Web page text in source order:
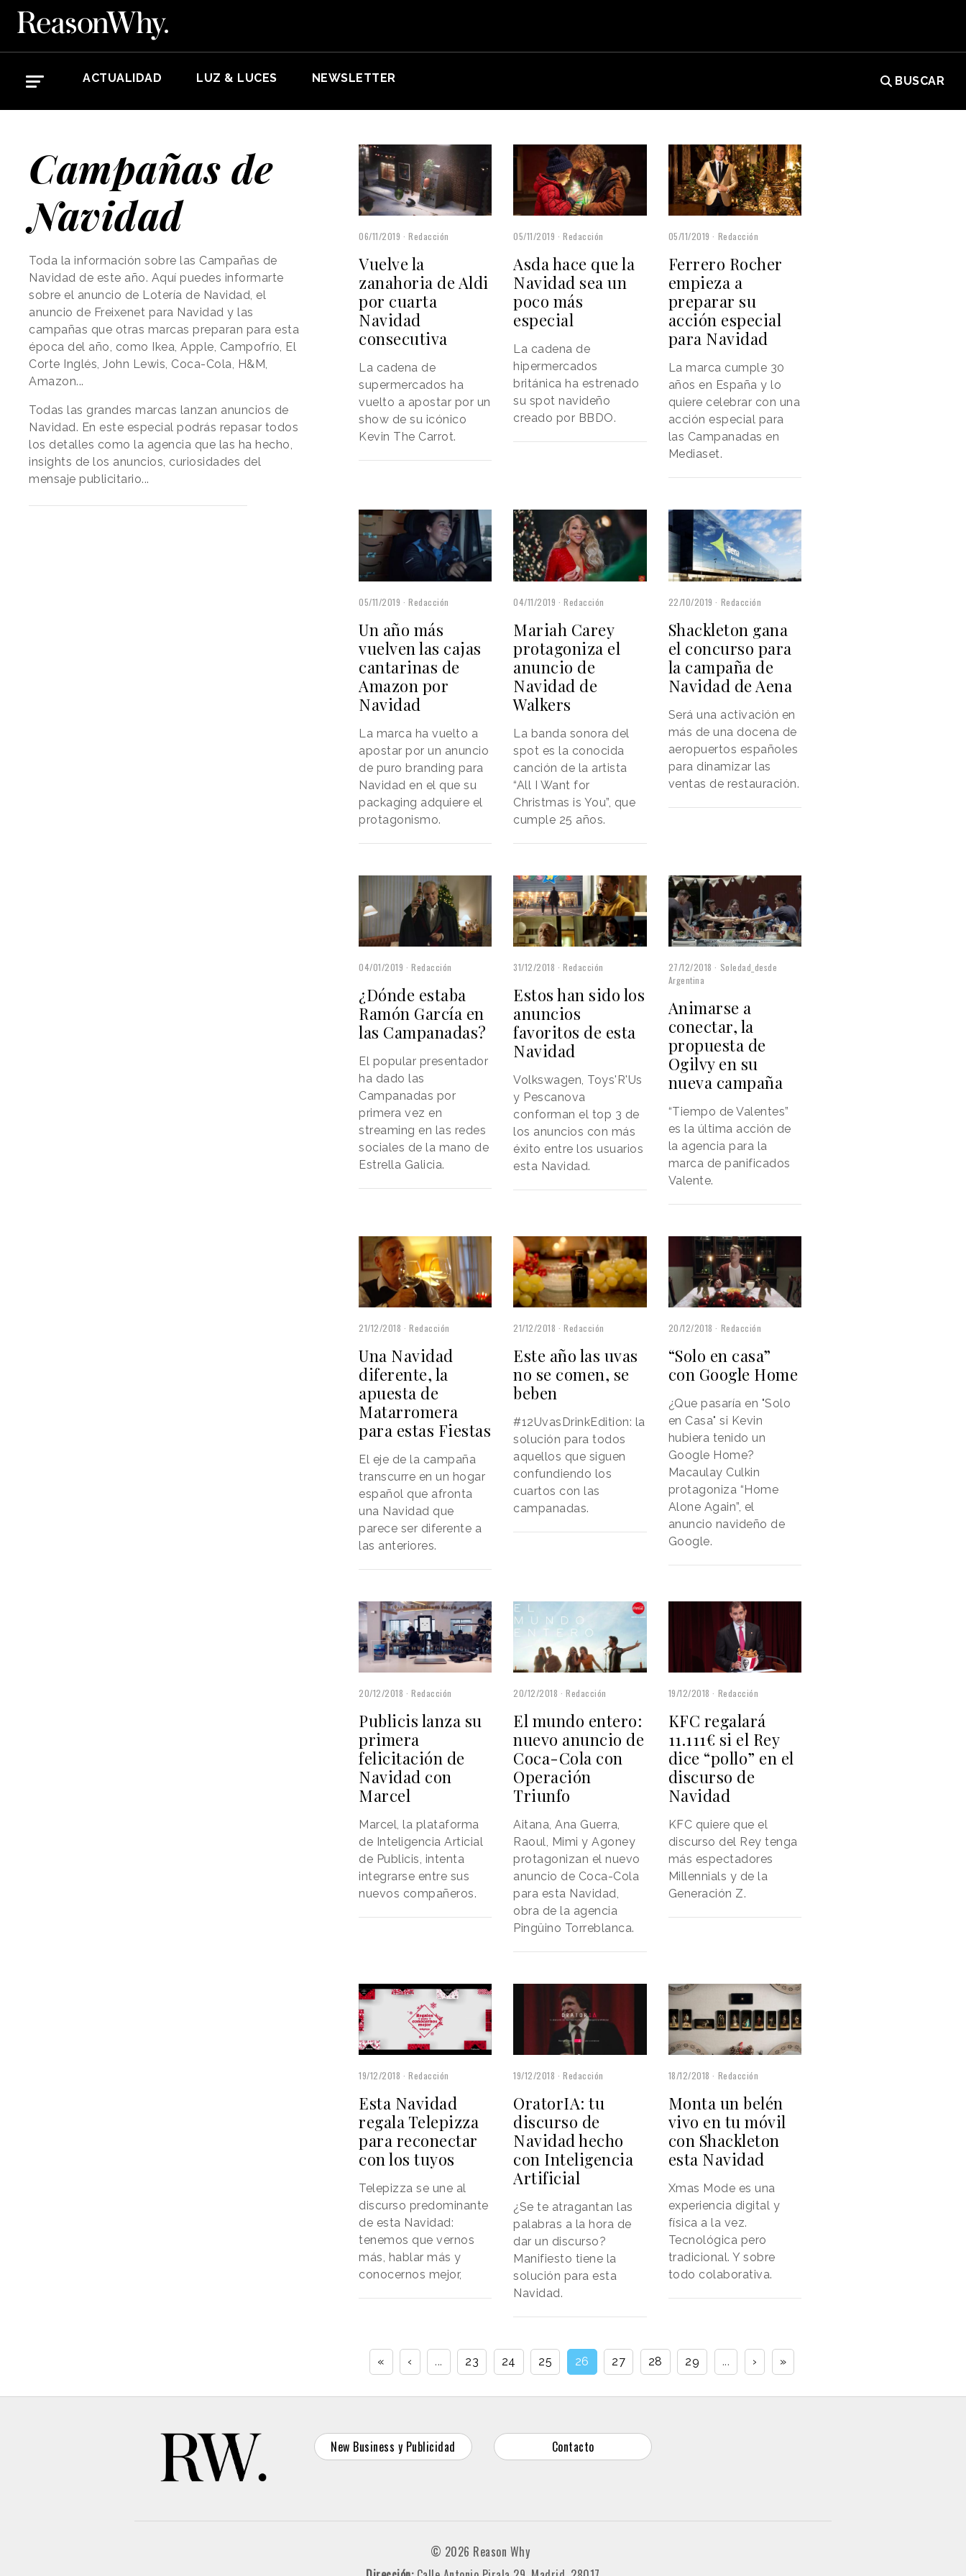
ACTUALIDAD LUZ & LUCES NEWSLETTER BUSCAR
Campañas de
Navidad
Toda la información sobre las Campañas de
Navidad de este año. Aquí puedes informarte
sobre el anuncio de Lotería de Navidad, el
anuncio de Freixenet para Navidad y las
campañas que otras marcas preparan para esta
época del año, como Ikea, Apple, Campofrío, El
Corte Inglés, John Lewis, Coca-Cola, H&M,
Amazon...
Todas las grandes marcas lanzan anuncios de
Navidad. En este especial podrás repasar todos
los detalles como la agencia que las ha hecho,
insights de los anuncios, curiosidades del
mensaje publicitario...
06/11/2019 Redacción
Vuelve la
zanahoria de Aldi
por cuarta
Navidad
consecutiva
La cadena de
supermercados ha
vuelto a apostar por un
show de su icónico
Kevin The Carrot.
05/11/2019 Redacción
Asda hace que la
Navidad sea un
poco más
especial
La cadena de
hipermercados
británica ha estrenado
su spot navideño
creado por BBDO.
05/11/2019 Redacción
Ferrero Rocher
empieza a
preparar su
acción especial
para Navidad
La marca cumple 30
años en España y lo
quiere celebrar con una
acción especial para
las Campanadas en
Mediaset.
05/11/2019 Redacción
Un año más
vuelven las cajas
cantarinas de
Amazon por
Navidad
La marca ha vuelto a
apostar por un anuncio
de puro branding para
Navidad en el que su
packaging adquiere el
protagonismo.
04/11/2019 Redacción
Mariah Carey
protagoniza el
anuncio de
Navidad de
Walkers
La banda sonora del
spot es la conocida
canción de la artista
“All I Want for
Christmas is You”, que
cumple 25 años.
22/10/2019 Redacción
Shackleton gana
el concurso para
la campaña de
Navidad de Aena
Será una activación en
más de una docena de
aeropuertos españoles
para dinamizar las
ventas de restauración.
04/01/2019 Redacción
¿Dónde estaba
Ramón García en
las Campanadas?
El popular presentador
ha dado las
Campanadas por
primera vez en
streaming en las redes
sociales de la mano de
Estrella Galicia.
31/12/2018 Redacción
Estos han sido los
anuncios
favoritos de esta
Navidad
Volkswagen, Toys'R'Us
y Pescanova
conforman el top 3 de
los anuncios con más
éxito entre los usuarios
esta Navidad.
27/12/2018
Soledad_desde
Argentina
Animarse a
conectar, la
propuesta de
Ogilvy en su
nueva campaña
“Tiempo de Valentes”
es la última acción de
la agencia para la
marca de panificados
Valente.
21/12/2018 Redacción
Una Navidad
diferente, la
apuesta de
Matarromera
para estas Fiestas
El eje de la campaña
transcurre en un hogar
español que afronta
una Navidad que
parece ser diferente a
las anteriores.
21/12/2018 Redacción
Este año las uvas
no se comen, se
beben
#12UvasDrinkEdition: la
solución para todos
aquellos que siguen
confundiendo los
cuartos con las
campanadas.
20/12/2018 Redacción
“Solo en casa”
con Google Home
¿Que pasaría en "Solo
en Casa" si Kevin
hubiera tenido un
Google Home?
Macaulay Culkin
protagoniza “Home
Alone Again”, el
anuncio navideño de
Google.
20/12/2018 Redacción
Publicis lanza su
primera
felicitación de
Navidad con
Marcel
Marcel, la plataforma
de Inteligencia Articial
de Publicis, intenta
integrarse entre sus
nuevos compañeros.
20/12/2018 Redacción
El mundo entero:
nuevo anuncio de
Coca-Cola con
Operación
Triunfo
Aitana, Ana Guerra,
Raoul, Mimi y Agoney
protagonizan el nuevo
anuncio de Coca-Cola
para esta Navidad,
obra de la agencia
Pingüino Torreblanca.
19/12/2018 Redacción
KFC regalará
11.111€ si el Rey
dice “pollo” en el
discurso de
Navidad
KFC quiere que el
discurso del Rey tenga
más espectadores
Millennials y de la
Generación Z.
19/12/2018 Redacción
Esta Navidad
regala Telepizza
para reconectar
con los tuyos
Telepizza se une al
discurso predominante
de esta Navidad:
tenemos que vernos
más, hablar más y
conocernos mejor,
19/12/2018 Redacción
OratorIA: tu
discurso de
Navidad hecho
con Inteligencia
Artificial
¿Se te atragantan las
palabras a la hora de
dar un discurso?
Manifiesto tiene la
solución para esta
Navidad.
18/12/2018 Redacción
Monta un belén
vivo en tu móvil
con Shackleton
esta Navidad
Xmas Mode es una
experiencia digital y
física a la vez.
Tecnológica pero
tradicional. Y sobre
todo colaborativa.
« ‹ ... 23 24 25 26 27 28 29 ... › »
New Business y Publicidad Contacto
© 2026 Reason Why